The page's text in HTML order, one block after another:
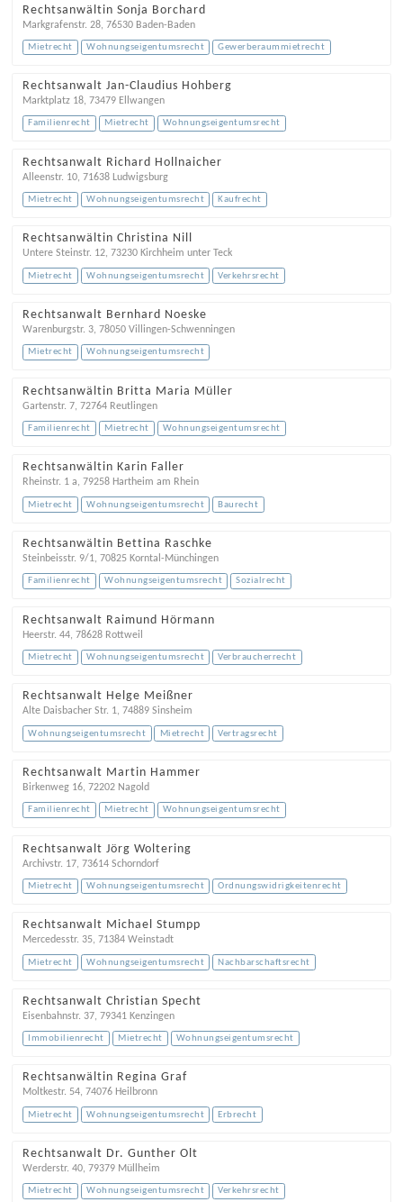
Rechtsanwältin Sonja Borchard
Markgrafenstr. 28, 76530 Baden-Baden
Mietrecht Wohnungseigentumsrecht Gewerberaummietrecht
Rechtsanwalt Jan-Claudius Hohberg
Marktplatz 18, 73479 Ellwangen
Familienrecht Mietrecht Wohnungseigentumsrecht
Rechtsanwalt Richard Hollnaicher
Alleenstr. 10, 71638 Ludwigsburg
Mietrecht Wohnungseigentumsrecht Kaufrecht
Rechtsanwältin Christina Nill
Untere Steinstr. 12, 73230 Kirchheim unter Teck
Mietrecht Wohnungseigentumsrecht Verkehrsrecht
Rechtsanwalt Bernhard Noeske
Warenburgstr. 3, 78050 Villingen-Schwenningen
Mietrecht Wohnungseigentumsrecht
Rechtsanwältin Britta Maria Müller
Gartenstr. 7, 72764 Reutlingen
Familienrecht Mietrecht Wohnungseigentumsrecht
Rechtsanwältin Karin Faller
Rheinstr. 1 a, 79258 Hartheim am Rhein
Mietrecht Wohnungseigentumsrecht Baurecht
Rechtsanwältin Bettina Raschke
Steinbeisstr. 9/1, 70825 Korntal-Münchingen
Familienrecht Wohnungseigentumsrecht Sozialrecht
Rechtsanwalt Raimund Hörmann
Heerstr. 44, 78628 Rottweil
Mietrecht Wohnungseigentumsrecht Verbraucherrecht
Rechtsanwalt Helge Meißner
Alte Daisbacher Str. 1, 74889 Sinsheim
Wohnungseigentumsrecht Mietrecht Vertragsrecht
Rechtsanwalt Martin Hammer
Birkenweg 16, 72202 Nagold
Familienrecht Mietrecht Wohnungseigentumsrecht
Rechtsanwalt Jörg Woltering
Archivstr. 17, 73614 Schorndorf
Mietrecht Wohnungseigentumsrecht Ordnungswidrigkeitenrecht
Rechtsanwalt Michael Stumpp
Mercedesstr. 35, 71384 Weinstadt
Mietrecht Wohnungseigentumsrecht Nachbarschaftsrecht
Rechtsanwalt Christian Specht
Eisenbahnstr. 37, 79341 Kenzingen
Immobilienrecht Mietrecht Wohnungseigentumsrecht
Rechtsanwältin Regina Graf
Moltkestr. 54, 74076 Heilbronn
Mietrecht Wohnungseigentumsrecht Erbrecht
Rechtsanwalt Dr. Gunther Olt
Werderstr. 40, 79379 Müllheim
Mietrecht Wohnungseigentumsrecht Verkehrsrecht